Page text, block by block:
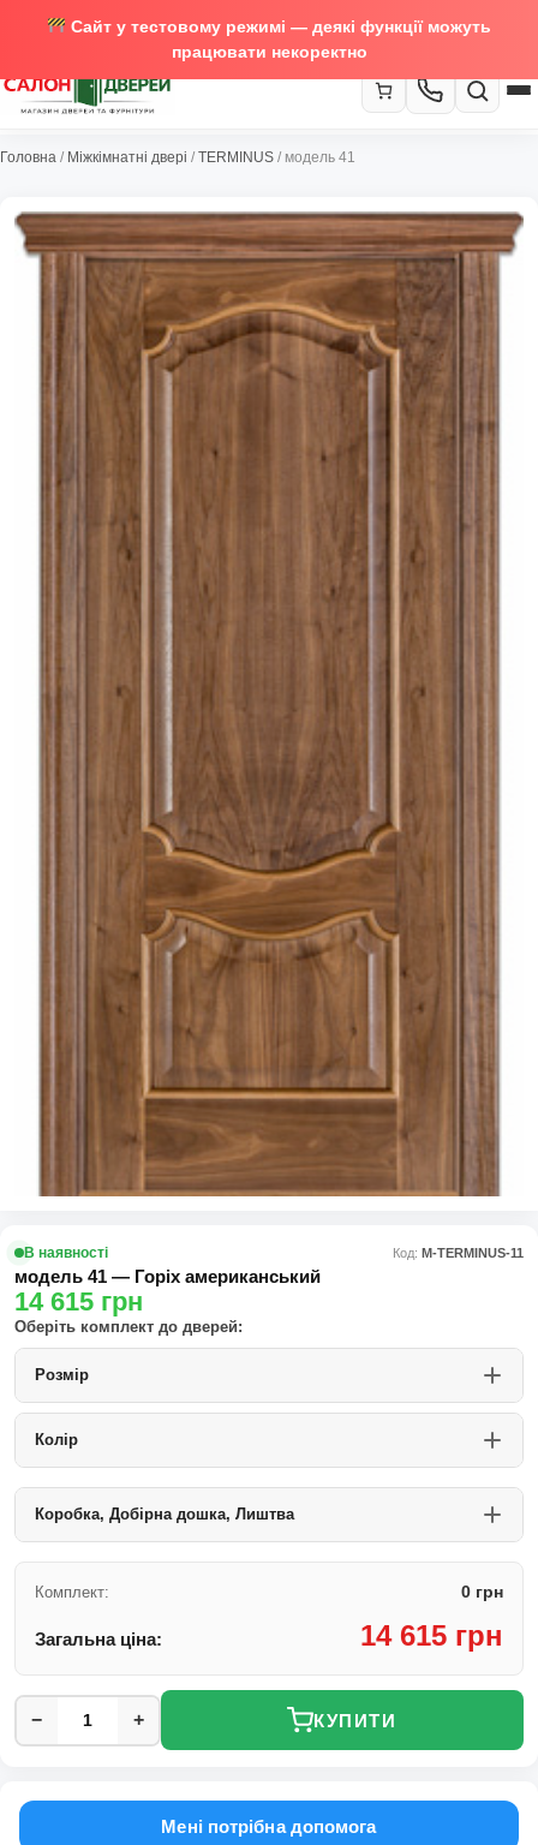
Сайт у тестовому режимі — деякі функції можуть
працювати некоректно
067-370-89-35
Головна / Міжкімнатні двері / TERMINUS / модель 41
В наявності Код: М-TERMINUS-11
модель 41 — Горіх американський
14 615 грн
Оберіть комплект до дверей:
Розмір
Колір
Коробка, Добірна дошка, Лиштва
Комплект: 0 грн
Загальна ціна: 14 615 грн
− + КУПИТИ
Мені потрібна допомога